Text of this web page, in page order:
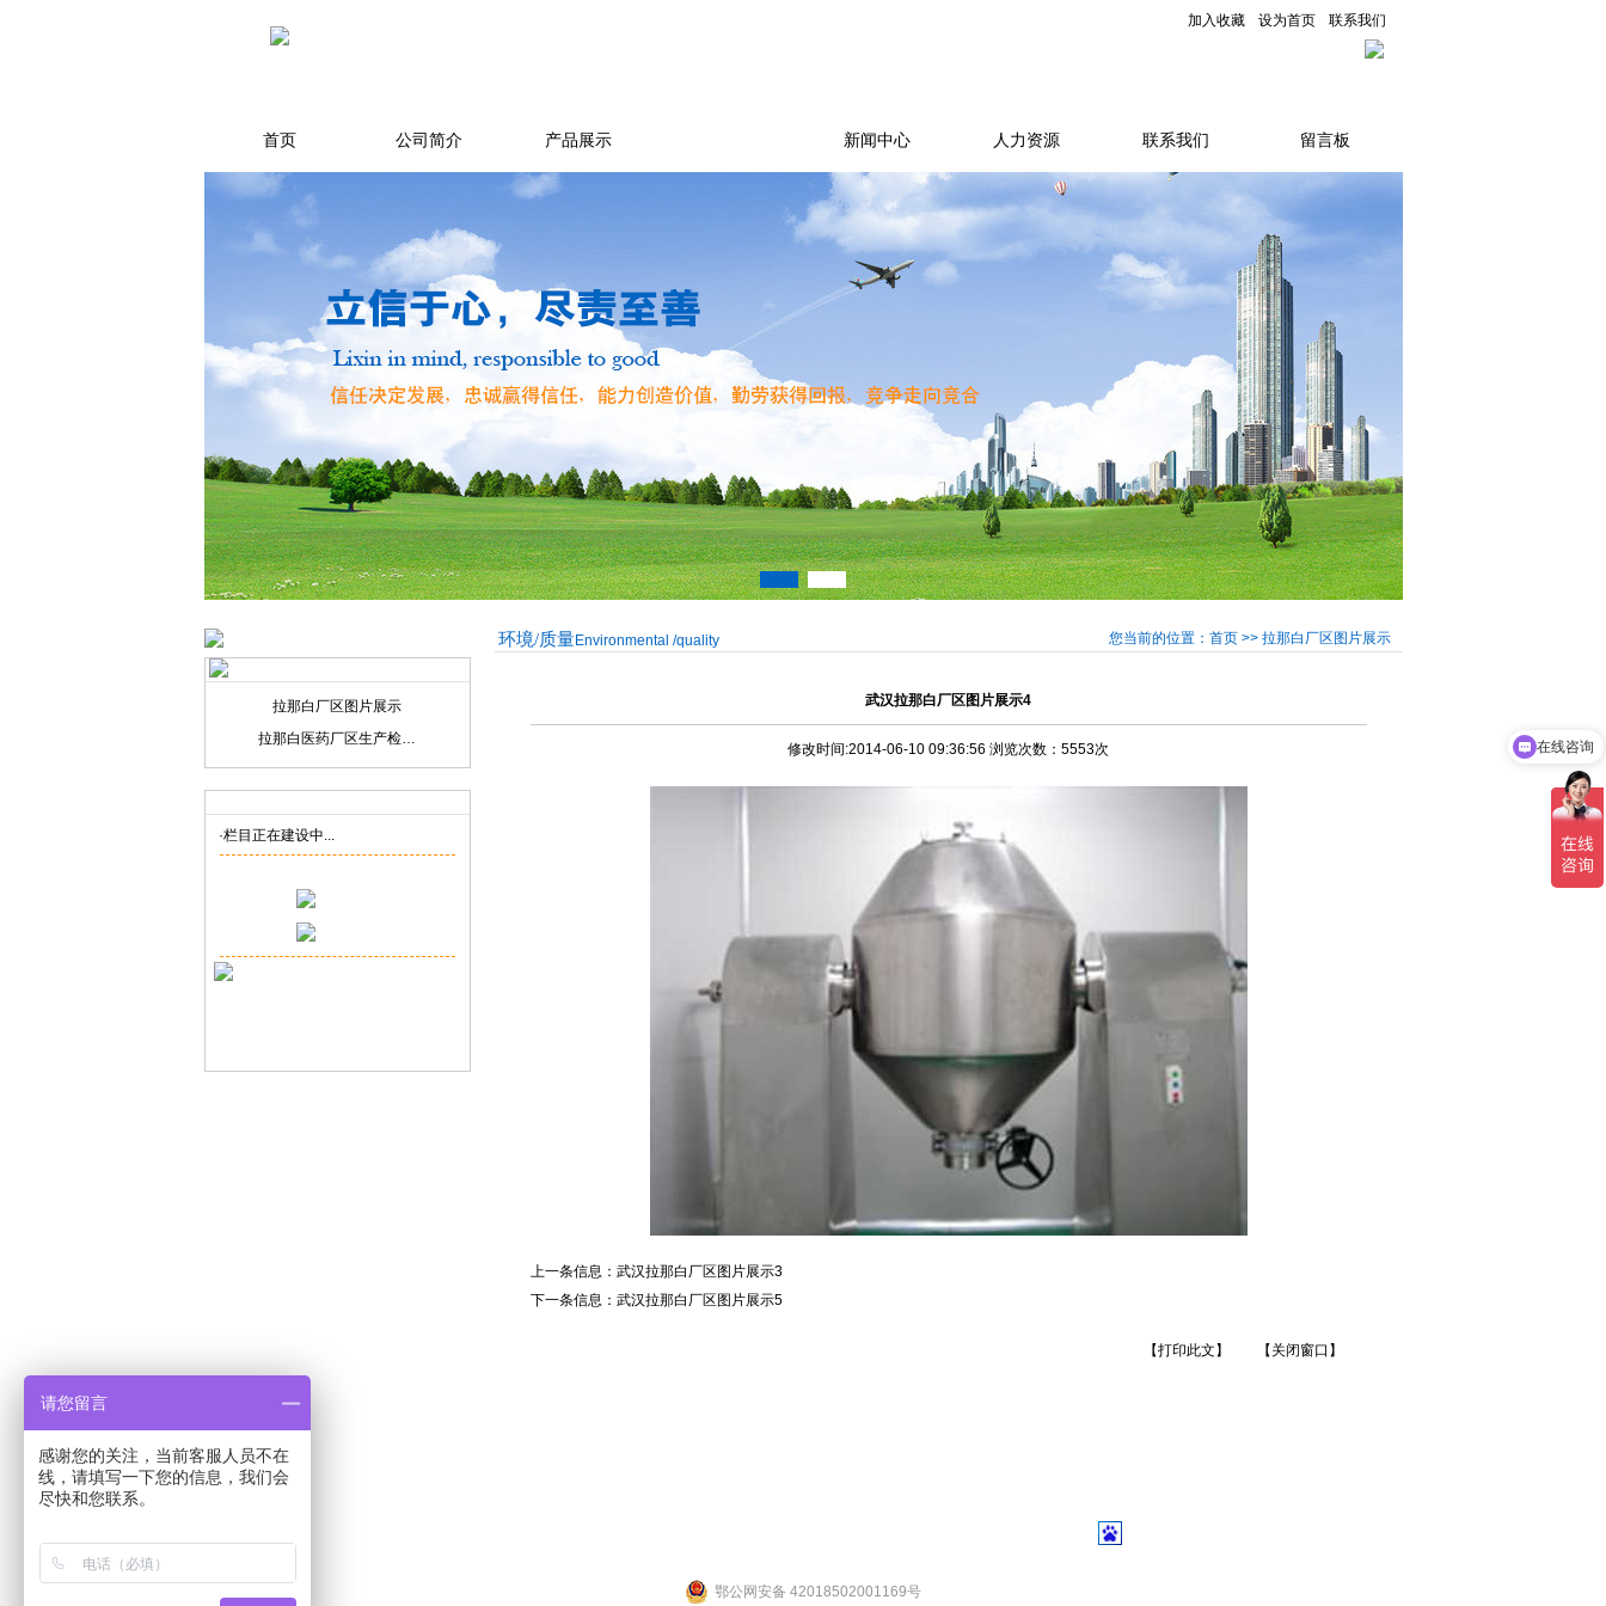
加入收藏 设为首页 联系我们
首页 公司简介 产品展示 新闻中心 人力资源 联系我们 留言板
拉那白厂区图片展示
拉那白医药厂区生产检…
·栏目正在建设中...
您当前的位置：首页 >> 拉那白厂区图片展示
环境/质量Environmental /quality
武汉拉那白厂区图片展示4
修改时间:2014-06-10 09:36:56 浏览次数：5553次
上一条信息： 武汉拉那白厂区图片展示3
下一条信息： 武汉拉那白厂区图片展示5
【打印此文】 【关闭窗口】
鄂公网安备 42018502001169号
可以介绍下你们的产品么
请您留言
感谢您的关注，当前客服人员不在
线，请填写一下您的信息，我们会
尽快和您联系。